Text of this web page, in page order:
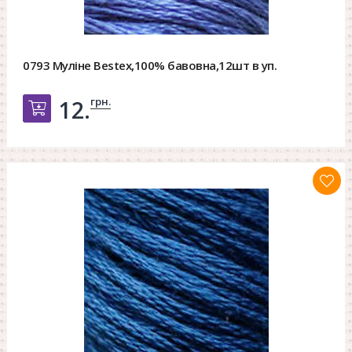
0793 Муліне Bestex,100% бавовна,12шт в уп.
Добавить в корзину
12.грн.